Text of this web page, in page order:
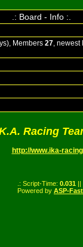
.: Board - Info :.
Members 27, newest
Racing
http://www.ika-
.: Script-Time: 0.031 ||
Powered by ASP-